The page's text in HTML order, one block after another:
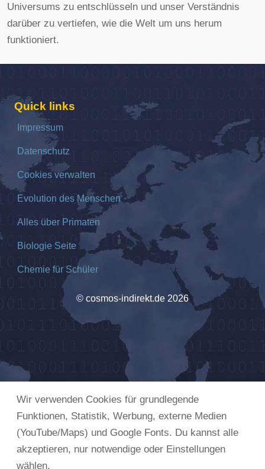
Wir verwenden Cookies für grundlegende
Funktionen, Statistik, Werbung, externe Medien
(YouTube/Maps) und Google Fonts. Du kannst alle
akzeptieren, nur notwendige oder Einstellungen
wählen.
Universums zu entschlüsseln und unser Verständnis
darüber zu vertiefen, wie die Welt um uns herum
funktioniert.
Quick links
Impressum
Datenschutz
Cookies verwalten
Evolution des Menschen
Alles über Primaten
Biologie Seite
Chemie für Schüler
© cosmos-indirekt.de 2026